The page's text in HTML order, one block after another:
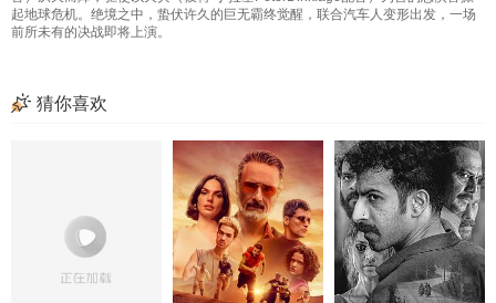
起地球危机。绝境之中，蛰伏许久的巨无霸终觉醒，联合汽车人变形出发，一场
前所未有的决战即将上演。
猜你喜欢